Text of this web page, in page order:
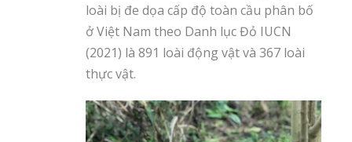
loài bị đe dọa cấp độ toàn cầu phân bố
ở Việt Nam theo Danh lục Đỏ IUCN
(2021) là 891 loài động vật và 367 loài
thực vật.